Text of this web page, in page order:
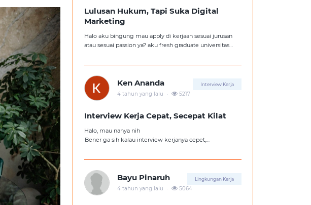
Lulusan Hukum, Tapi Suka Digital
Marketing
Halo aku bingung mau apply di kerjaan sesuai jurusan
atau sesuai passion ya? aku fresh graduate universitas
marketing. Ortuku tentu kasi saran biar aku ambil
Ken Ananda Interview Kerja
4 tahun yang lalu . 5217
Interview Kerja Cepat, Secepat Kilat
Halo, mau nanya nih
Bener ga sih kalau interview kerjanya cepet,
Tolong pencerahannya dong kakak-kakak semua,
Bayu Pinaruh Lingkungan Kerja
4 tahun yang lalu . 5064